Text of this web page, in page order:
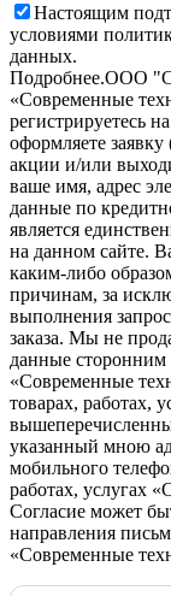
Настоящим
условиями
данных.
Подробнее.OOO
«Современные
регистрируетесь
оформляете
акции и/или
ваше имя, адрес
данные по
является
на данном сайте.
каким-либо
причинам, за
выполнения
заказа. Мы не
данные
«Современные
товарах, работах,
указанный мною
мобильного
работах, услугах
Согласие может
направления
«Современные